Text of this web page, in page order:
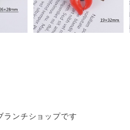
ランチショップです